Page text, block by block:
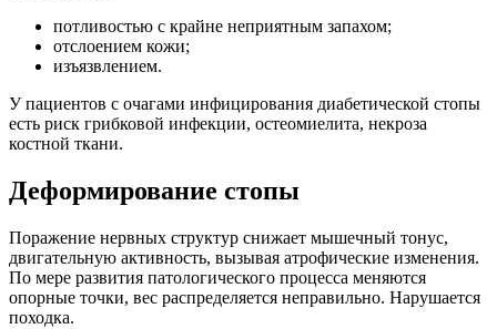
потливостью с крайне неприятным запахом;
отслоением кожи;
изъязвлением.
У пациентов с очагами инфицирования диабетической стопы
есть риск грибковой инфекции, остеомиелита, некроза
костной ткани.
Деформирование стопы
Поражение нервных структур снижает мышечный тонус,
двигательную активность, вызывая атрофические изменения.
По мере развития патологического процесса меняются
опорные точки, вес распределяется неправильно. Нарушается
походка.